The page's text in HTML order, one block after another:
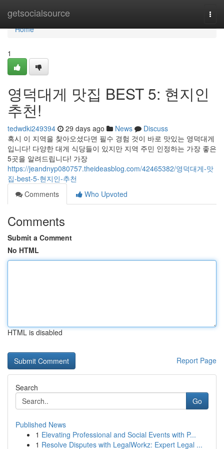
getsocialsource
Home
Home
1
영덕대게 맛집 BEST 5: 현지인
추천!
tedwdki249394 29 days ago News
Discuss
혹시 이 지역을 찾아오셨다면 필수 경험 것이 바로 맛있는 영덕대게
입니다! 다양한 대게 식당들이 있지만 지역 주민 인정하는 가장 좋은
5곳을 알려드립니다! 가장
https://jeandnyp080757.theideasblog.com/42465382/영덕대게-맛
집-best-5-현지인-추천
Comments
Who Upvoted
Comments
Submit a Comment
No HTML
HTML is disabled
Report Page
Search
Go
Published News
1 Elevating Professional and Social Events with P...
1 Resolve Disputes with LegalWorkz: Expert Legal ...